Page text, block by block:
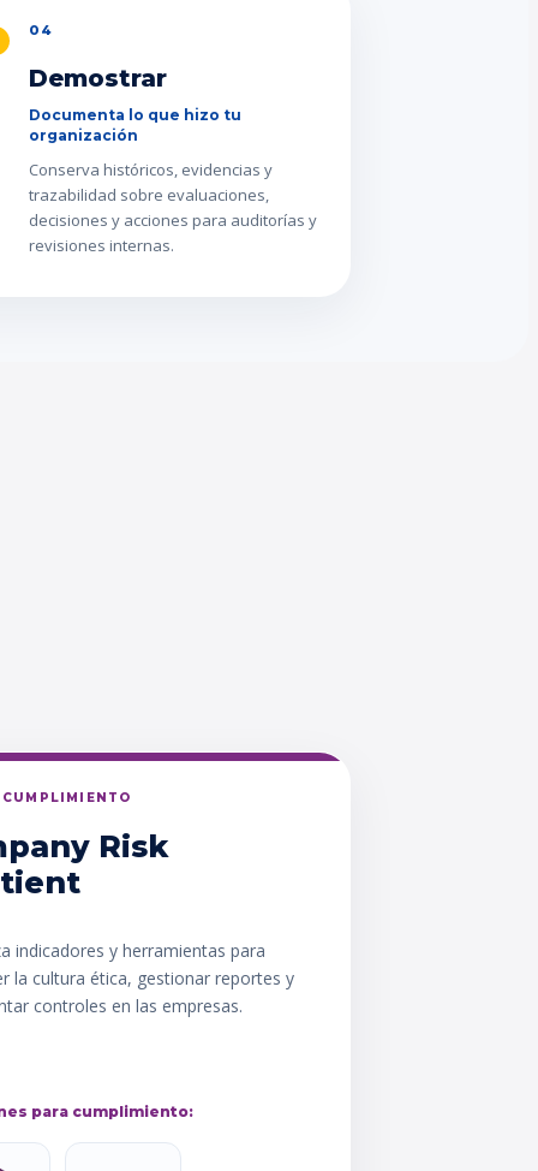
04
Demostrar
Documenta lo que hizo tu
organización
Conserva históricos, evidencias y
trazabilidad sobre evaluaciones,
decisiones y acciones para auditorías y
revisiones internas.
Risk
indicadores y herramientas para
la cultura ética, gestionar reportes y
controles en las empresas.
para cumplimiento: